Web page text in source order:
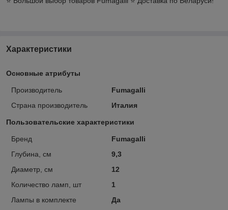
Характеристики
Основные атрибуты
Производитель
Fumagalli
Страна производитель
Италия
Пользовательские характеристики
Бренд
Fumagalli
Глубина, см
9,3
Диаметр, см
12
Количество ламп, шт
1
Лампы в комплекте
Да